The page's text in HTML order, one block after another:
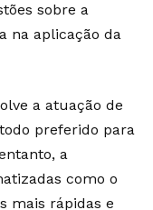
sobre a
na aplicação da
a atuação de
preferido para
a
como o
mais rápidas e